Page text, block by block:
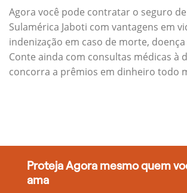
Agora você pode contratar o seguro
Sulamérica Jaboti com vantagens em
indenização em caso de morte,
Conte ainda com consultas médicas à
concorra a prêmios em dinheiro todo
Proteja Agora mesmo quem
ama